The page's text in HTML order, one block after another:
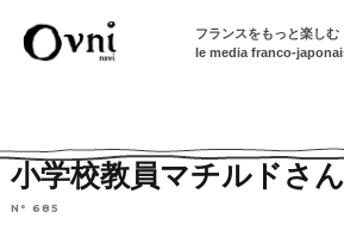
フランスをもっと楽しむ
le media franco-
小学校教員マチルドさん
N° 685